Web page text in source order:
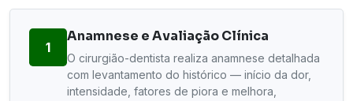
1
Anamnese e Avaliação Clínica
O cirurgião-dentista realiza anamnese detalhada
com levantamento do histórico — início da dor,
intensidade, fatores de piora e melhora,